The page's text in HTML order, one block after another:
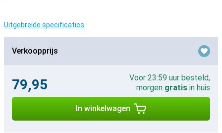
Uitgebreide specificaties
Verkoopprijs
79,95
Voor 23:59 uur besteld,
morgen gratis in huis
In winkelwagen